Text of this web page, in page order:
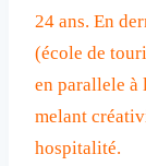
24 ans. En
(école de
en parallele à
melant
hospitalité.